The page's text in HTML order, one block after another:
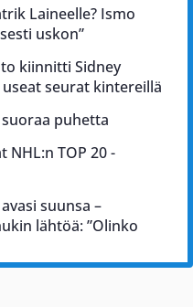
Laineelle? Ismo
uskon”
kiinnitti Sidney
seurat kintereillä
puhetta
NHL:n TOP 20 -
suunsa –
lähtöä: ”Olinko